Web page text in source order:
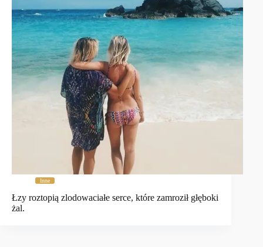
Inne
Łzy roztopią zlodowaciałe serce, które zamroził głęboki
żal.